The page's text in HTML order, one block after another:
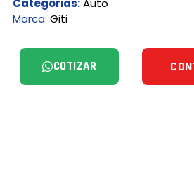
Marca:Giti
COTIZAR